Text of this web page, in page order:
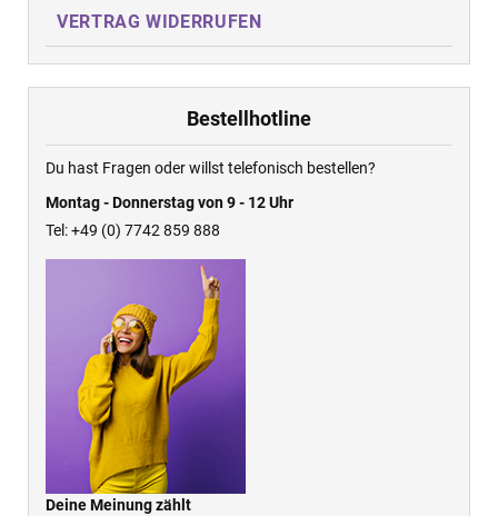
VERTRAG WIDERRUFEN
Bestellhotline
Du hast Fragen oder willst telefonisch bestellen?
Montag - Donnerstag von 9 - 12 Uhr
Tel: +49 (0) 7742 859 888
Deine Meinung zählt